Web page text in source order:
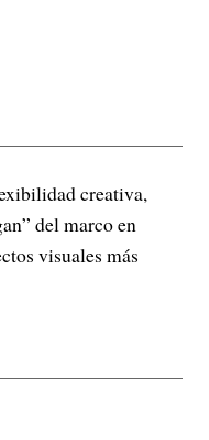
creativa,
del marco en
visuales más